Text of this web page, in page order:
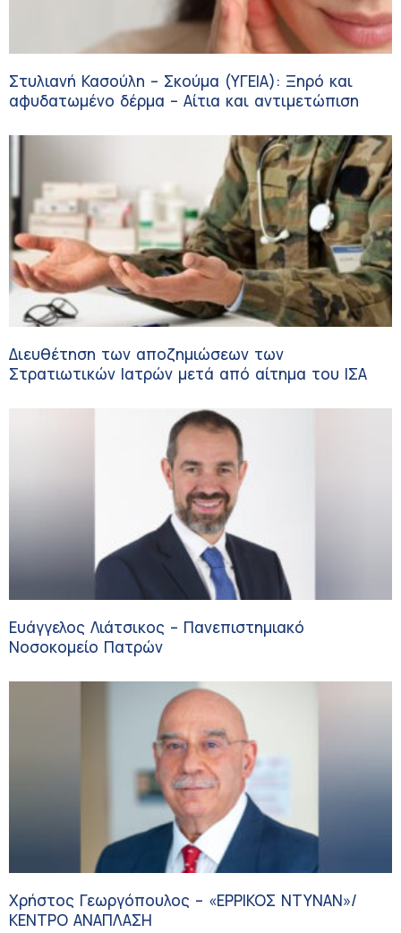
Στυλιανή Κασούλη – Σκούμα (ΥΓΕΙΑ): Ξηρό και
αφυδατωμένο δέρμα – Αίτια και αντιμετώπιση
Διευθέτηση των αποζημιώσεων των
Στρατιωτικών Ιατρών μετά από αίτημα του ΙΣΑ
Ευάγγελος Λιάτσικος – Πανεπιστημιακό
Νοσοκομείο Πατρών
Χρήστος Γεωργόπουλος – «ΕΡΡΙΚΟΣ ΝΤΥΝΑΝ»/
ΚΕΝΤΡΟ ΑΝΑΠΛΑΣΗ